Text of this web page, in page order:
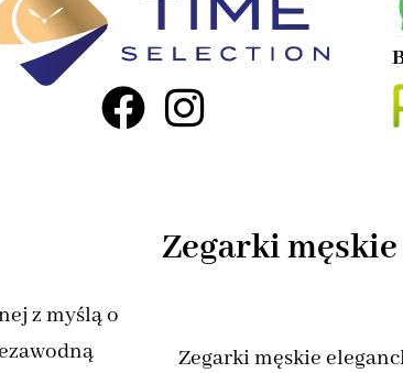
z myślą o
Zegarki męskie
Zegarki męskie